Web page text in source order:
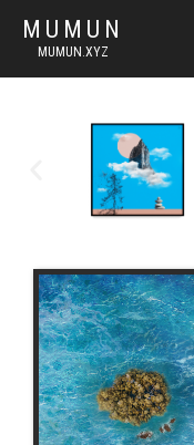
MUMUN
MUMUN.XYZ